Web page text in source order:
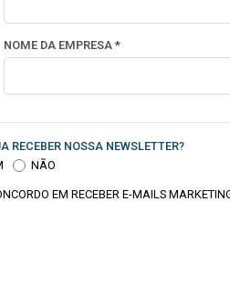
NOME DA EMPRESA *
RECEBER NOSSA NEWSLETTER?
NÃO
EM RECEBER E-MAILS